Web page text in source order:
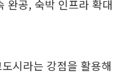
완공, 숙박 인프라 확대
시라는 강점을 활용해